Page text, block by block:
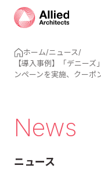
ホーム/ニュース/
【導入事例】「デニー
ンペーンを実施、クーポ
News
ニュース